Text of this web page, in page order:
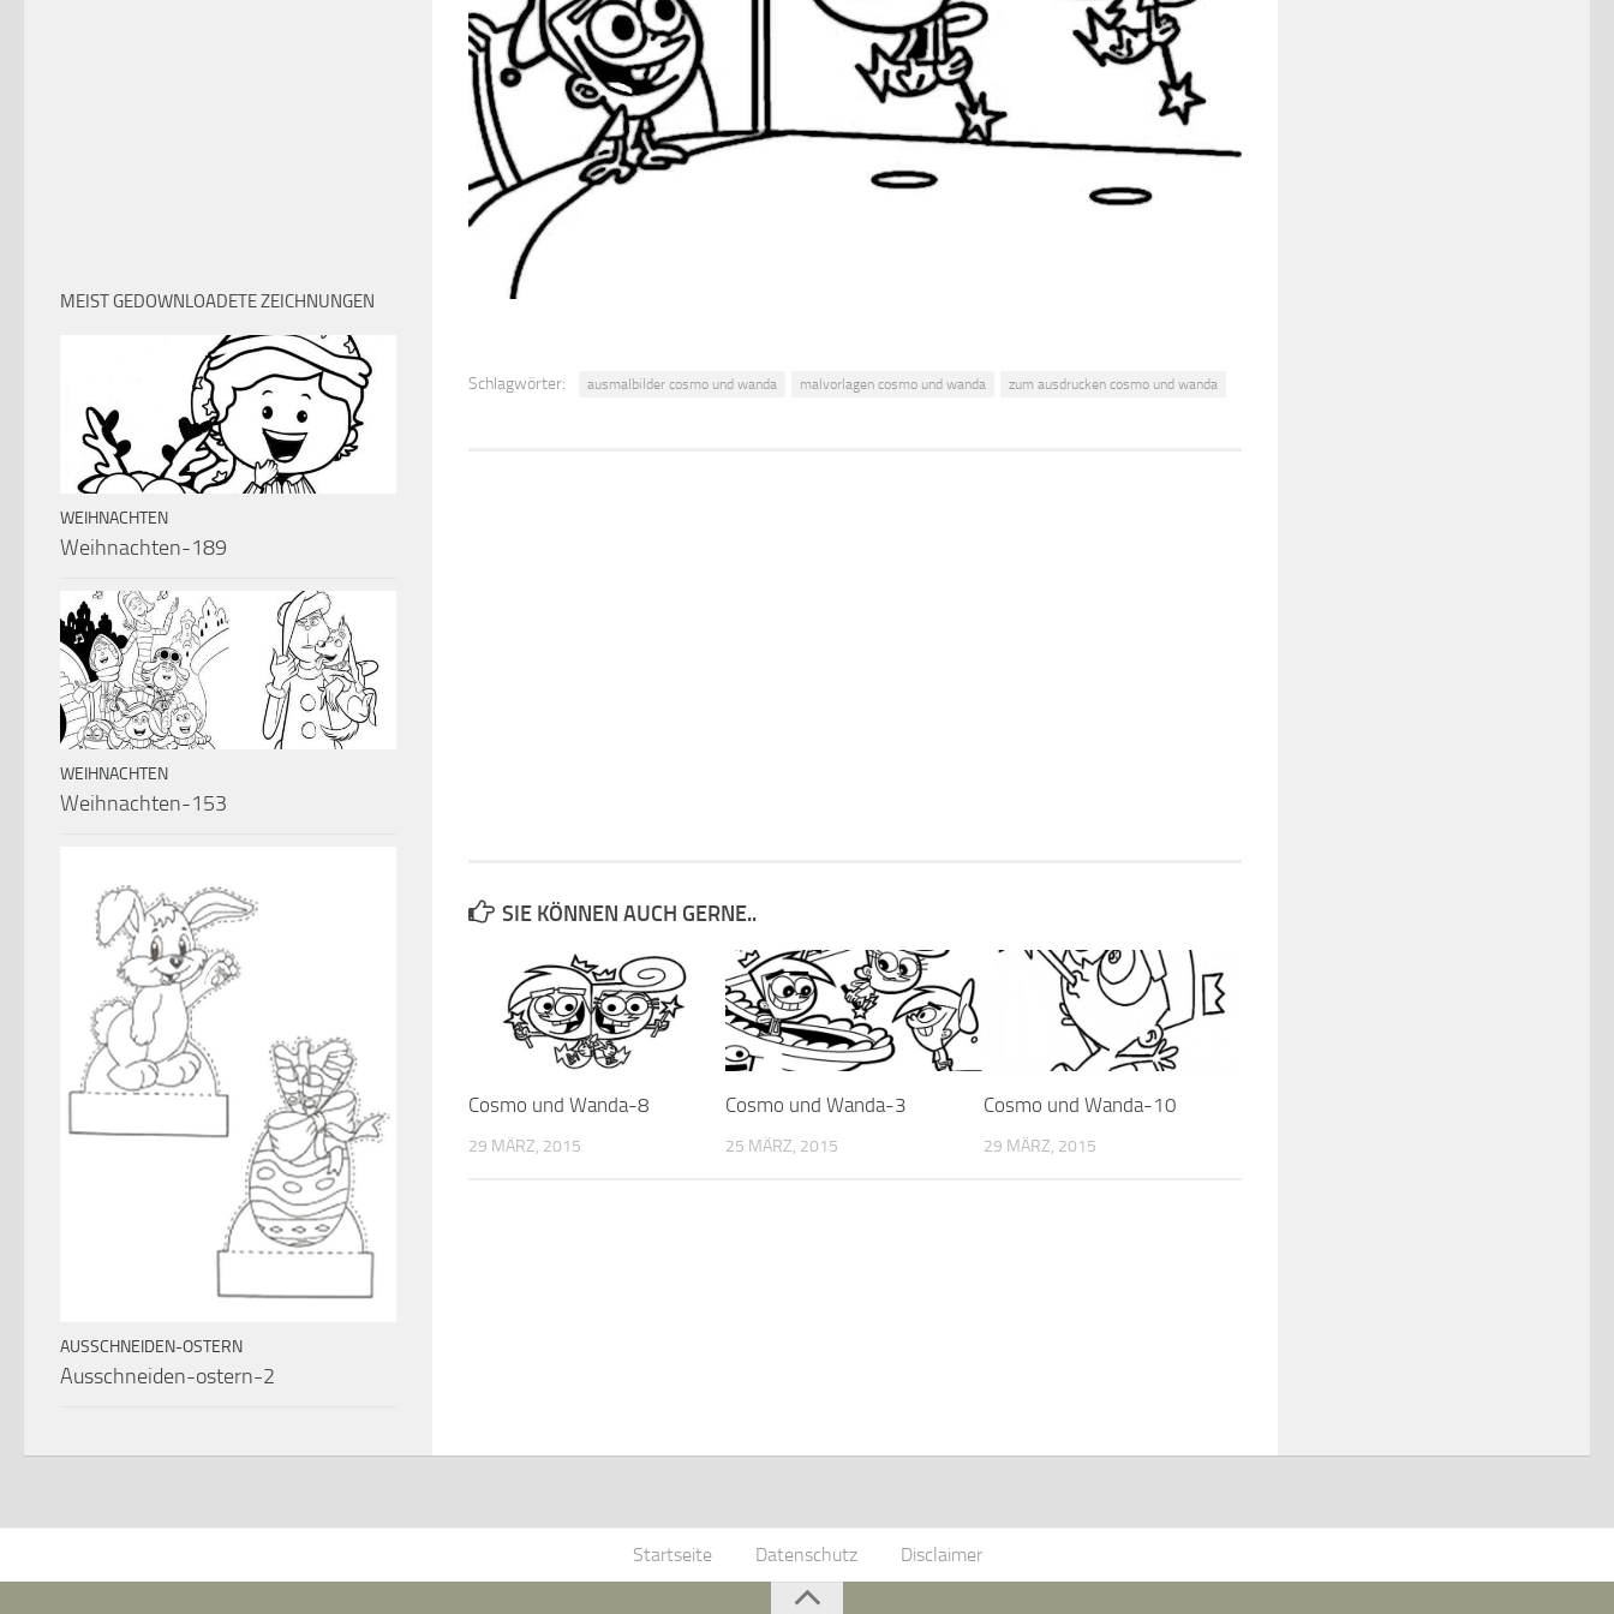
Schlagwörter: ausmalbilder cosmo und wanda malvorlagen cosmo und wanda zum ausdrucken cosmo und wanda
SIE KÖNNEN AUCH GERNE..
Cosmo und Wanda-8
29 MÄRZ, 2015
Cosmo und Wanda-3
25 MÄRZ, 2015
Cosmo und Wanda-10
29 MÄRZ, 2015
MEIST GEDOWNLOADETE ZEICHNUNGEN
WEIHNACHTEN
Weihnachten-189
WEIHNACHTEN
Weihnachten-153
AUSSCHNEIDEN-OSTERN
Ausschneiden-ostern-2
Startseite Datenschutz Disclaimer